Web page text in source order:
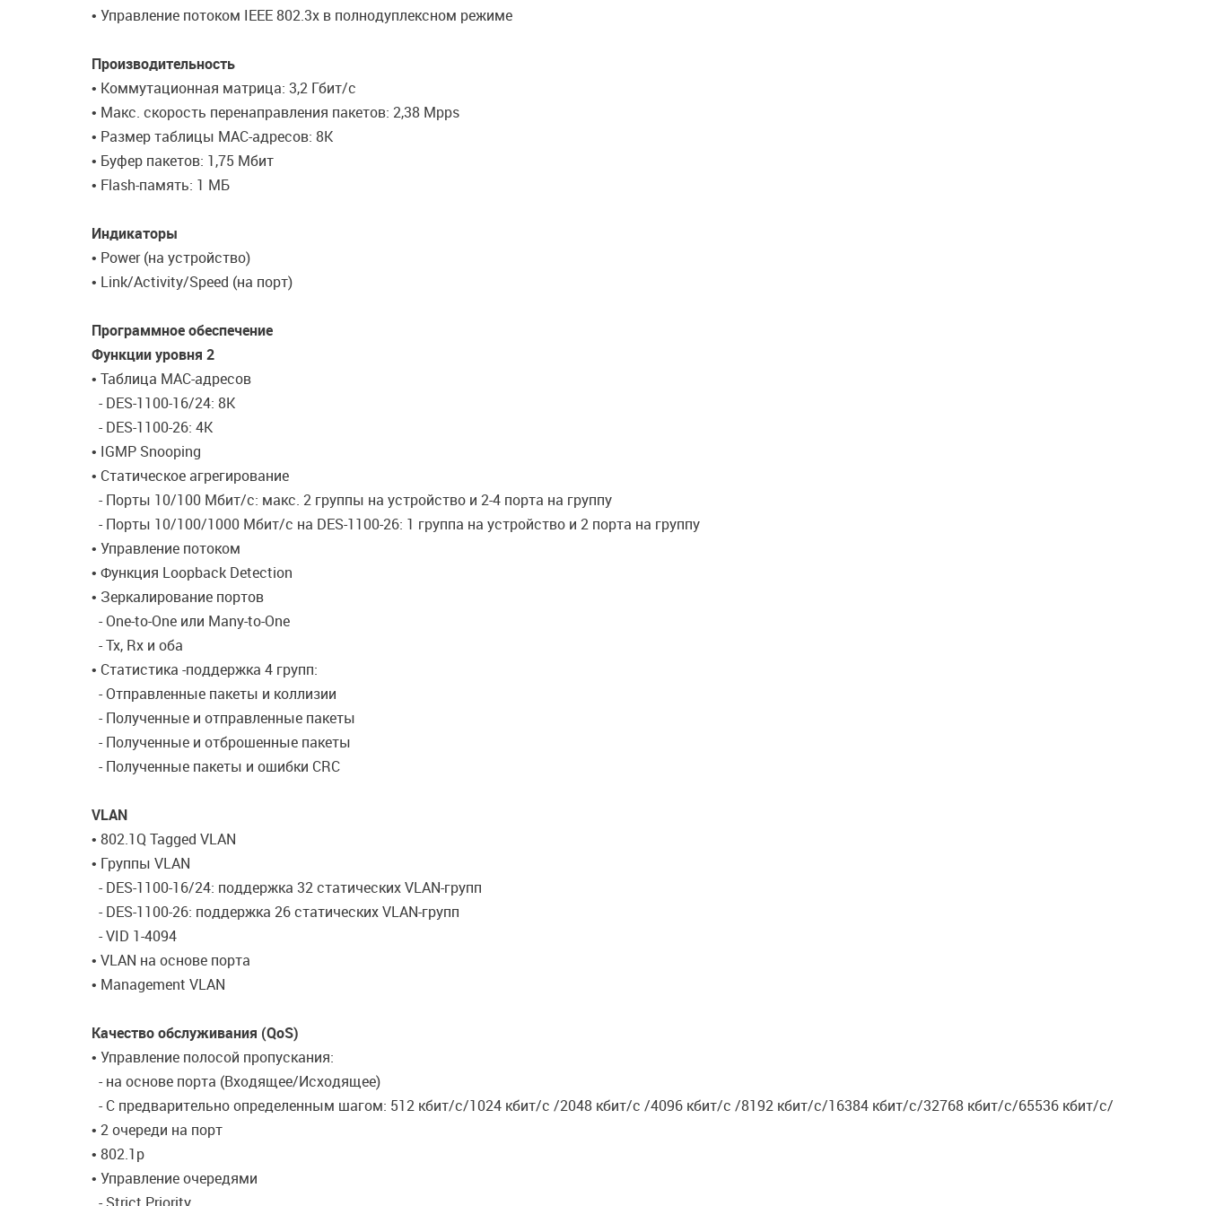
• Управление потоком IEEE 802.3x в полнодуплексном режиме
Производительность
• Коммутационная матрица: 3,2 Гбит/с
• Макс. скорость перенаправления пакетов: 2,38 Mpps
• Размер таблицы MAC-адресов: 8K
• Буфер пакетов: 1,75 Мбит
• Flash-память: 1 МБ
Индикаторы
• Power (на устройство)
• Link/Activity/Speed (на порт)
Программное обеспечение
Функции уровня 2
• Таблица MAC-адресов
- DES-1100-16/24: 8K
- DES-1100-26: 4K
• IGMP Snooping
• Статическое агрегирование
- Порты 10/100 Мбит/с: макс. 2 группы на устройство и 2-4 порта на группу
- Порты 10/100/1000 Мбит/с на DES-1100-26: 1 группа на устройство и 2 порта на группу
• Управление потоком
• Функция Loopback Detection
• Зеркалирование портов
- One-to-One или Many-to-One
- Tx, Rx и оба
• Статистика -поддержка 4 групп:
- Отправленные пакеты и коллизии
- Полученные и отправленные пакеты
- Полученные и отброшенные пакеты
- Полученные пакеты и ошибки CRC
VLAN
• 802.1Q Tagged VLAN
• Группы VLAN
- DES-1100-16/24: поддержка 32 статических VLAN-групп
- DES-1100-26: поддержка 26 статических VLAN-групп
- VID 1-4094
• VLAN на основе порта
• Management VLAN
Качество обслуживания (QoS)
• Управление полосой пропускания:
- на основе порта (Входящее/Исходящее)
- С предварительно определенным шагом: 512 кбит/с/1024 кбит/с /2048 кбит/с /4096 кбит/с /8192 кбит/с/16384 кбит/с/32768 кбит/с/65536 кбит/с/
• 2 очереди на порт
• 802.1p
• Управление очередями